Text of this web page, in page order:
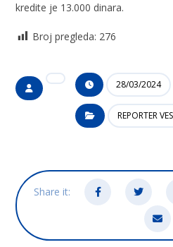
kredite je 13.000 dinara.
Broj pregleda: 276
28/03/2024
REPORTER